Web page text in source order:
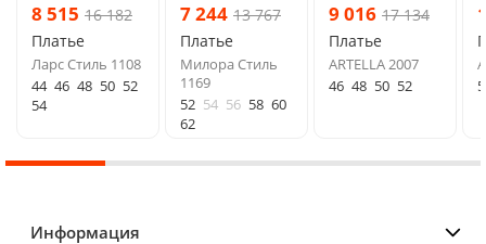
8 515 16 182
Платье
Ларс Стиль 1108
44 46 48 50 52
54
7 244 13 767
Платье
Милора Стиль
1169
52 54 56 58 60
62
9 016 17 134
Платье
ARTELLA 2007
46 48 50 52
Информация